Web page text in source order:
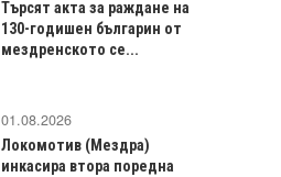
Търсят акта за раждане на
130-годишен българин от
мездренското се...
01.08.2026
Локомотив (Мездра)
инкасира втора поредна